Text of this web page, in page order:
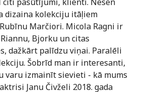
dizaina kolekciju itāļiem
Marčiori. Micola Ragni ir
Bjorku un citas
dažkārt palīdzu viņai. Paralēli
Šobrīd man ir interesanti,
varu izmainīt sievieti - kā mums
Janu Čivželi 2018. gada